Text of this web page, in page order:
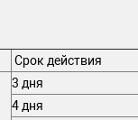
Срок действия
3 дня
4 дня